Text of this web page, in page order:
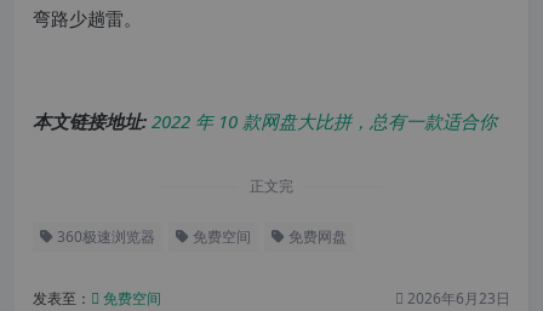
弯路少趟雷。
本文链接地址: 2022 年 10 款网盘大比拼，总有一款适合你
正文完
360极速浏览器 免费空间 免费网盘
发表至： 免费空间 2026年6月23日